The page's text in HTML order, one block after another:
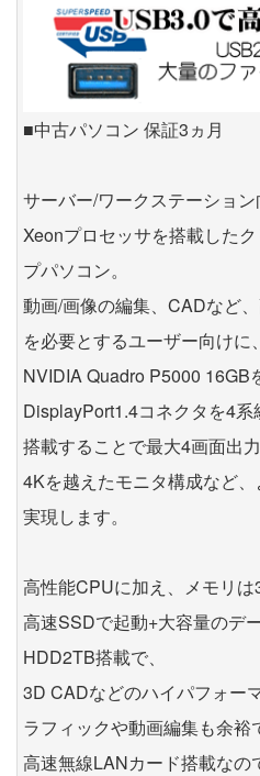
■中古パソコン 保証3ヵ月
サーバー/ワークステーショ
Xeonプロセッサを搭載した
プパソコン。
動画/画像の編集、CADなど
を必要とするユーザー向け
NVIDIA Quadro P5000 16GB
DisplayPort1.4コネクタを4
搭載することで最大4画面出力
4Kを越えたモニタ構成など
実現します。
高性能CPUに加え、メモリは
高速SSDで起動+大容量のデ
HDD2TB搭載で、
3D CADなどのハイパフォー
ラフィックや動画編集も余裕
高速無線LANカード搭載なの